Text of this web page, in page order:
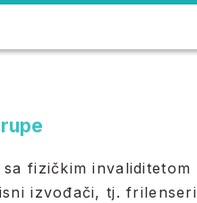
sa fizičkim invaliditetom
izvođači, tj. frilenseri